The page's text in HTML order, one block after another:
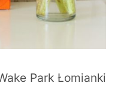
Park Łomianki